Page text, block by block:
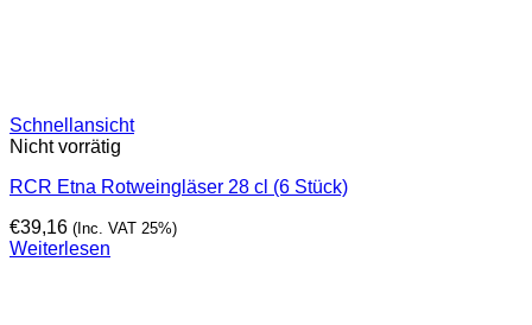
Schnellansicht
Nicht vorrätig
RCR Etna Rotweingläser 28 cl (6 Stück)
€39,16 (Inc. VAT 25%)
Weiterlesen